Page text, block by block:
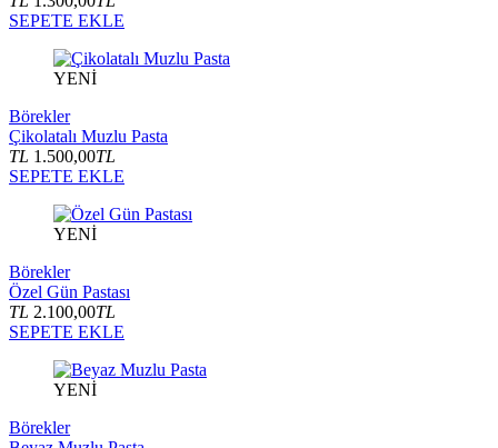
SEPETE EKLE
YENİ
Börekler
Çikolatalı Muzlu Pasta
TL 1.500,00TL
SEPETE EKLE
YENİ
Börekler
Özel Gün Pastası
TL 2.100,00TL
SEPETE EKLE
YENİ
Börekler